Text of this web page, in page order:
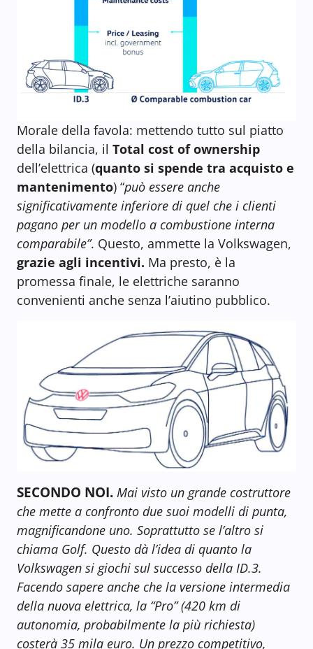
Morale della favola: mettendo tutto sul piatto
della bilancia, il Total cost of ownership
dell’elettrica (quanto si spende tra acquisto e
mantenimento) “può essere anche
significativamente inferiore di quel che i clienti
pagano per un modello a combustione interna
comparabile”. Questo, ammette la Volkswagen,
grazie agli incentivi. Ma presto, è la
promessa finale, le elettriche saranno
convenienti anche senza l’aiutino pubblico.
SECONDO NOI. Mai visto un grande costruttore
che mette a confronto due suoi modelli di punta,
magnificandone uno. Soprattutto se l’altro si
chiama Golf. Questo dà l’idea di quanto la
Volkswagen si giochi sul successo della ID.3.
Facendo sapere anche che la versione intermedia
della nuova elettrica, la “Pro” (420 km di
autonomia, probabilmente la più richiesta)
costerà 35 mila euro. Un prezzo competitivo,